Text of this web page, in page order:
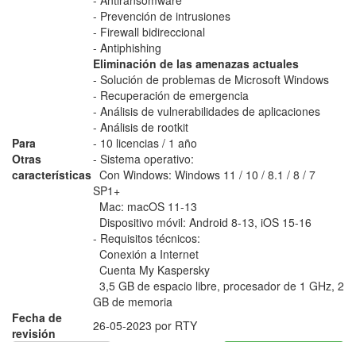
- Prevención de intrusiones
- Firewall bidireccional
- Antiphishing
Eliminación de las amenazas actuales
- Solución de problemas de Microsoft Windows
- Recuperación de emergencia
- Análisis de vulnerabilidades de aplicaciones
- Análisis de rootkit
Para
- 10 licencias / 1 año
Otras
características
- Sistema operativo:
Con Windows: Windows 11 / 10 / 8.1 / 8 / 7
SP1+
Mac: macOS 11-13
Dispositivo móvil: Android 8-13, iOS 15-16
- Requisitos técnicos:
Conexión a Internet
Cuenta My Kaspersky
3,5 GB de espacio libre, procesador de 1 GHz, 2
GB de memoria
Fecha de
revisión
26-05-2023 por RTY